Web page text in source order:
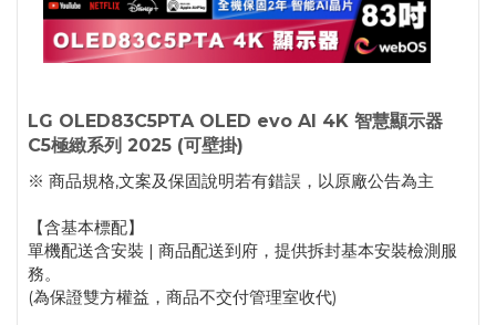
LG OLED83C5PTA OLED evo AI 4K 智慧顯示器
C5極緻系列 2025 (可壁掛)
※ 商品規格,文案及保固說明若有錯誤，以原廠公告為主
【含基本標配】
單機配送含安裝 | 商品配送到府，提供拆封基本安裝檢測服
務。
(為保證雙方權益，商品不交付管理室收代)